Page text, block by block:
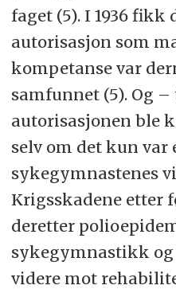
faget (5). I 1936 fikk
autorisasjon som
kompetanse var
samfunnet (5). Og
autorisasjonen ble
selv om det kun var
sykegymnastenes
Krigsskadene etter
deretter
sykegymnastikk og
videre mot